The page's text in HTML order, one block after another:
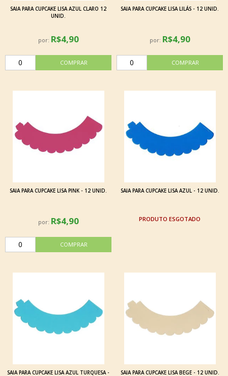
SAIA PARA CUPCAKE LISA AZUL CLARO 12
UNID.
por: R$4,90
SAIA PARA CUPCAKE LISA LILÁS - 12 UNID.
por: R$4,90
SAIA PARA CUPCAKE LISA PINK - 12 UNID.
por: R$4,90
SAIA PARA CUPCAKE LISA AZUL - 12 UNID.
ESGOTADO
SAIA PARA CUPCAKE LISA AZUL TURQUESA - SAIA PARA CUPCAKE LISA BEGE - 12 UNID.